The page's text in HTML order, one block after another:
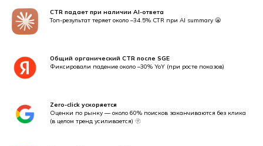
CTR падает при наличии AI-ответа
Топ-результат теряет около –34.5% CTR при AI summary 😬
Общий органический CTR после SGE
Фиксировали падение около –30% YoY (при росте показов)
Zero-click ускоряется
Оценки по рынку — около 60% поисков заканчиваются без клика
(в целом тренд усиливается) 🫥